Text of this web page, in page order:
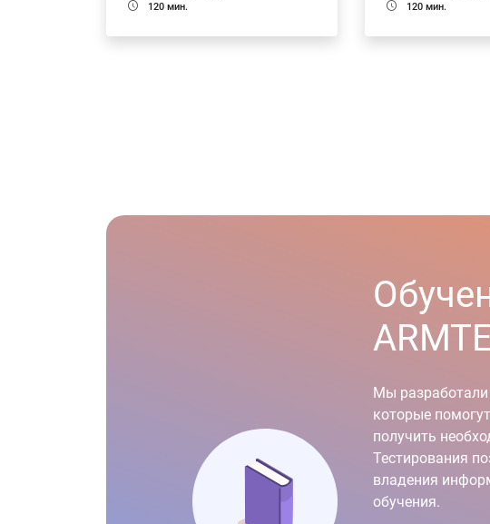
120 мин.
120 мин.
Мы
которые
получить
Тестирования
владения
обучения.